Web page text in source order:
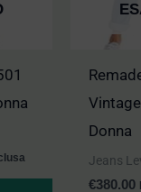
Donna
Jeans
€380.00